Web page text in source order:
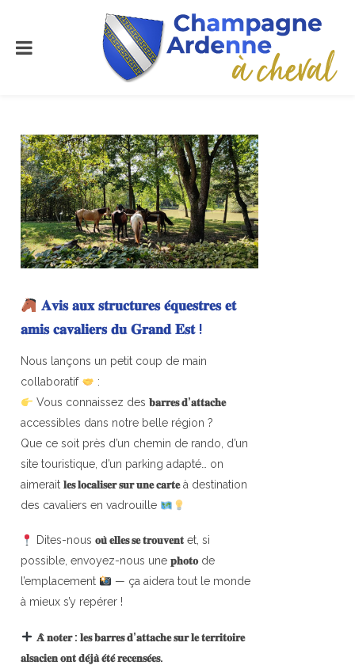
𝐀𝐯𝐢𝐬 𝐚𝐮𝐱 𝐬𝐭𝐫𝐮𝐜𝐭𝐮𝐫𝐞𝐬 𝐞́𝐪𝐮𝐞𝐬𝐭𝐫𝐞𝐬 𝐞𝐭
𝐚𝐦𝐢𝐬 𝐜𝐚𝐯𝐚𝐥𝐢𝐞𝐫𝐬 𝐝𝐮 𝐆𝐫𝐚𝐧𝐝 𝐄𝐬𝐭 !
Nous lançons un petit coup de main
collaboratif
:
Vous connaissez des𝐛𝐚𝐫𝐫𝐞𝐬 𝐝’𝐚𝐭𝐭𝐚𝐜𝐡𝐞
accessibles dans notre belle région ?
Que ce soit près d’un chemin de rando, d’un
site touristique, d’un parking adapté… on
aimerait𝐥𝐞𝐬 𝐥𝐨𝐜𝐚𝐥𝐢𝐬𝐞𝐫 𝐬𝐮𝐫 𝐮𝐧𝐞 𝐜𝐚𝐫𝐭𝐞à destination
des cavaliers en vadrouille
Dites-nous𝐨𝐮̀ 𝐞𝐥𝐥𝐞𝐬 𝐬𝐞 𝐭𝐫𝐨𝐮𝐯𝐞𝐧𝐭 et, si
possible, envoyez-nous une𝐩𝐡𝐨𝐭𝐨de
l’emplacement
— ça aidera tout le monde
à mieux s’y repérer !
𝐀̀ 𝐧𝐨𝐭𝐞𝐫 : 𝐥𝐞𝐬 𝐛𝐚𝐫𝐫𝐞𝐬 𝐝’𝐚𝐭𝐭𝐚𝐜𝐡𝐞 𝐬𝐮𝐫 𝐥𝐞 𝐭𝐞𝐫𝐫𝐢𝐭𝐨𝐢𝐫𝐞
𝐚𝐥𝐬𝐚𝐜𝐢𝐞𝐧 𝐨𝐧𝐭 𝐝𝐞́𝐣𝐚̀ 𝐞́𝐭𝐞́ 𝐫𝐞𝐜𝐞𝐧𝐬𝐞́𝐞𝐬.